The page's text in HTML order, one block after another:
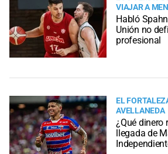
VIAJAR A
Habló
Unión no
profesional
EL
AVELLANEDA
¿Qué dinero
llegada de